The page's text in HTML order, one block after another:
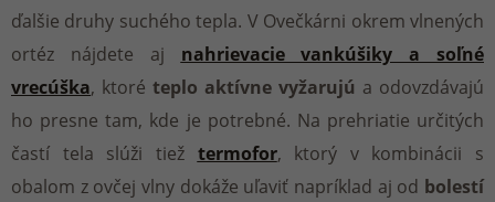
ďalšie druhy suchého tepla. V Ovečkárni okrem vlnených
ortéz nájdete aj nahrievacie vankúšiky a soľné
vrecúška, ktoré teplo aktívne vyžarujú a odovzdávajú
ho presne tam, kde je potrebné. Na prehriatie určitých
častí tela slúži tiež termofor, ktorý v kombinácii s
obalom z ovčej vlny dokáže uľaviť napríklad aj od bolestí